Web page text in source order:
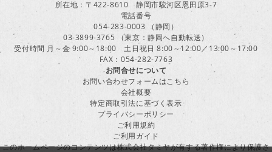
所在地：〒422-8610 静岡市駿河区恩田原3-7
電話番号
054-283-0003 （静岡）
03-3899-3765 （東京：静岡へ自動転送）
受付時間 月～金 9:00～18:00 土日祝日 8:00～12:00／13:00～17:00
FAX：054-282-7763
お問合せについて
お問い合わせフォームはこちら
会社概要
特定商取引法に基づく表示
プライバシーポリシー
ご利用規約
ご利用ガイド
このホームページのコンテンツは株式会社タミヤが有する著作権により保護さ